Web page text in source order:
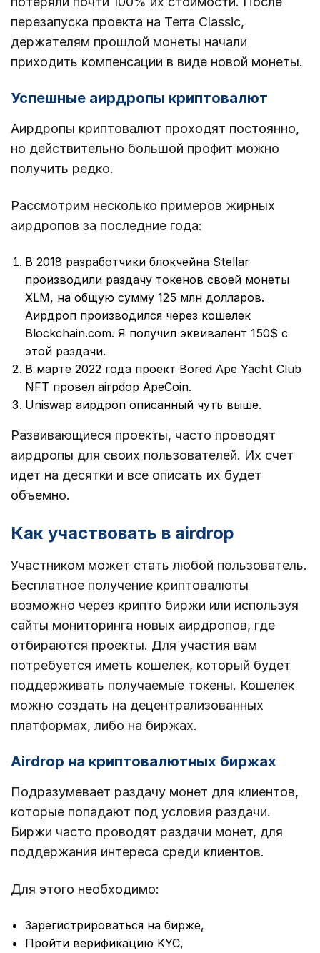
перезапуска проекта на Terra Classic,
держателям прошлой монеты начали
приходить компенсации в виде новой монеты.
Успешные аирдропы криптовалют
Аирдропы криптовалют проходят постоянно,
но действительно большой профит можно
получить редко.
Рассмотрим несколько примеров жирных
аирдропов за последние года:
В 2018 разработчики блокчейна Stellar
производили раздачу токенов своей монеты
XLM, на общую сумму 125 млн долларов.
Аирдроп производился через кошелек
Blockchain.com. Я получил эквивалент 150$ с
этой раздачи.
В марте 2022 года проект Bored Ape Yacht Club
NFT провел airpdop ApeCoin.
Uniswap аирдроп описанный чуть выше.
Развивающиеся проекты, часто проводят
аирдропы для своих пользователей. Их счет
идет на десятки и все описать их будет
объемно.
Как участвовать в airdrop
Участником может стать любой пользователь.
Бесплатное получение криптовалюты
возможно через крипто биржи или используя
сайты мониторинга новых аирдропов, где
отбираются проекты. Для участия вам
потребуется иметь кошелек, который будет
поддерживать получаемые токены. Кошелек
можно создать на децентрализованных
платформах, либо на биржах.
Airdrop на криптовалютных биржах
Подразумевает раздачу монет для клиентов,
которые попадают под условия раздачи.
Биржи часто проводят раздачи монет, для
поддержания интереса среди клиентов.
Для этого необходимо:
Зарегистрироваться на бирже,
Пройти верификацию KYC,